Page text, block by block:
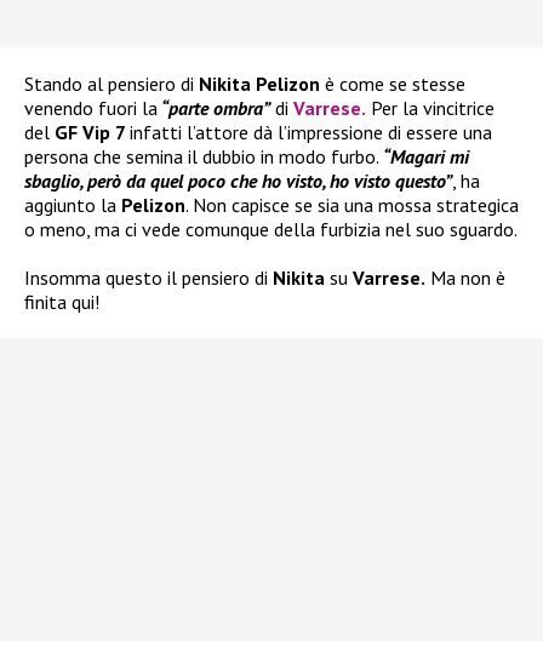
Stando al pensiero di Nikita Pelizon è come se stesse
venendo fuori la “parte ombra”di Varrese. Per la vincitrice
del GF Vip 7 infatti l’attore dà l’impressione di essere una
persona che semina il dubbio in modo furbo. “Magari mi
sbaglio, però da quel poco che ho visto, ho visto questo”, ha
aggiunto la Pelizon. Non capisce se sia una mossa strategica
o meno, ma ci vede comunque della furbizia nel suo sguardo.
Insomma questo il pensiero di Nikita su Varrese. Ma non è
finita qui!